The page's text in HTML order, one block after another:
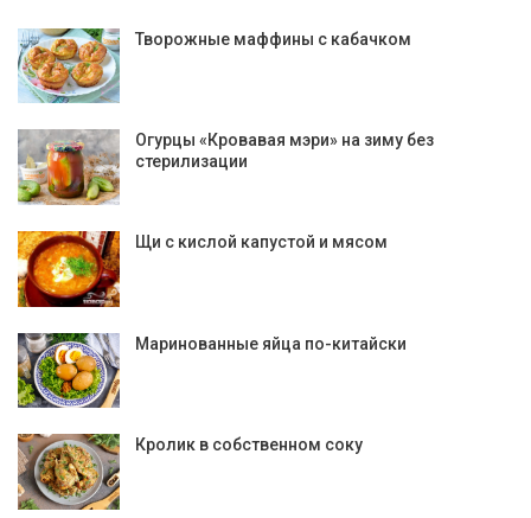
Творожные маффины с кабачком
Огурцы «Кровавая мэри» на зиму без
стерилизации
Щи с кислой капустой и мясом
Маринованные яйца по-китайски
Кролик в собственном соку